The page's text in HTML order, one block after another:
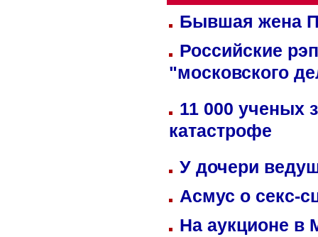
Бывшая жена
Российские
"московского
11 000 ученых
катастрофе
У дочери
Асмус о секс-
На аукционе в